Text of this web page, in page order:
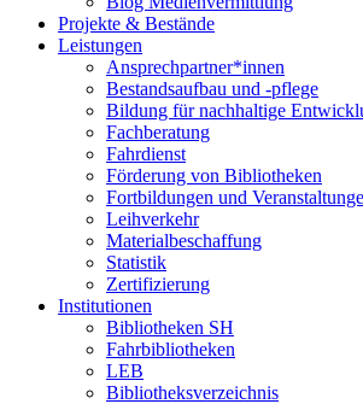
Projekte & Bestände
Leistungen
Ansprechpartner*innen
Bestandsaufbau und -pflege
Bildung für nachhaltige
Fachberatung
Fahrdienst
Förderung von Bibliotheken
Fortbildungen und
Leihverkehr
Materialbeschaffung
Statistik
Zertifizierung
Institutionen
Bibliotheken SH
Fahrbibliotheken
LEB
Bibliotheksverzeichnis